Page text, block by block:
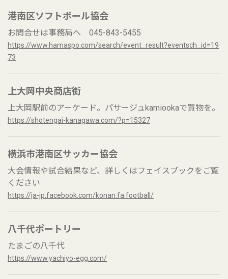
港南区ソフトボール協会
お問合せは事務局へ 045-843-5455
https://www.hamaspo.com/search/event_result?eventsch_id=19
73
上大岡中央商店街
上大岡駅前のアーケード。パサージュkamiookaで買物を。
https://shotengai-kanagawa.com/?p=15327
横浜市港南区サッカー協会
大会情報や試合結果など、詳しくはフェイスブックをご覧
ください
https://ja-jp.facebook.com/konan.fa.football/
八千代ポートリー
たまごの八千代
https://www.yachiyo-egg.com/